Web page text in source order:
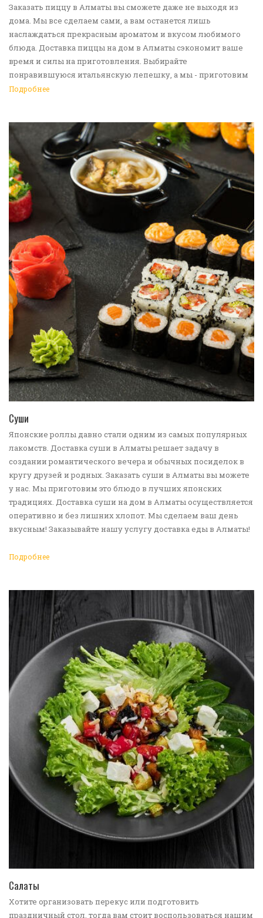
Заказать пиццу в Алматы вы сможете даже не выходя из
дома. Мы все сделаем сами, а вам останется лишь
наслаждаться прекрасным ароматом и вкусом любимого
блюда. Доставка пиццы на дом в Алматы сэкономит ваше
время и силы на приготовления. Выбирайте
понравившуюся итальянскую лепешку, а мы - приготовим
ее в лучших традициях. Доставка еды в Алматы -
Подробнее
Суши
Японские роллы давно стали одним из самых популярных
лакомств. Доставка суши в Алматы решает задачу в
создании романтического вечера и обычных посиделок в
кругу друзей и родных. Заказать суши в Алматы вы можете
у нас. Мы приготовим это блюдо в лучших японских
традициях. Доставка суши на дом в Алматы осуществляется
оперативно и без лишних хлопот. Мы сделаем ваш день
вкусным! Заказывайте нашу услугу доставка еды в Алматы!
Подробнее
Салаты
Хотите организовать перекус или подготовить
праздничный стол, тогда вам стоит воспользоваться нашим